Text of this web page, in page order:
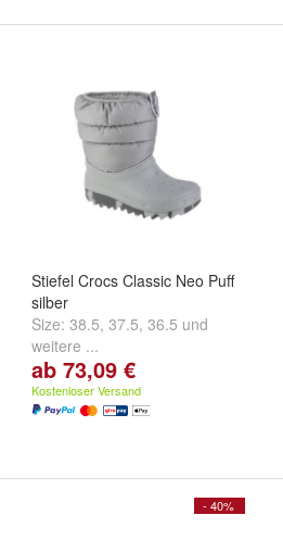
Stiefel Crocs Classic Neo Puff
silber
Size: 38.5, 37.5, 36.5 und
weitere ...
ab 73,09 €
Kostenloser Versand
- 40%